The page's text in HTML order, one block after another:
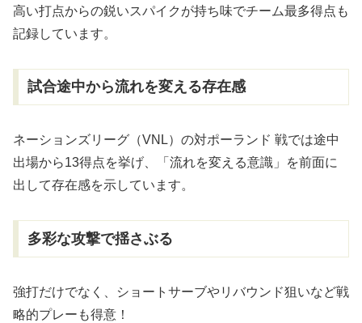
高い打点からの鋭いスパイクが持ち味でチーム最多得点も
記録しています。
試合途中から流れを変える存在感
ネーションズリーグ（VNL）の対ポーランド 戦では途中
出場から13得点を挙げ、「流れを変える意識」を前面に
出して存在感を示しています。
多彩な攻撃で揺さぶる
強打だけでなく、ショートサーブやリバウンド狙いなど戦
略的プレーも得意！